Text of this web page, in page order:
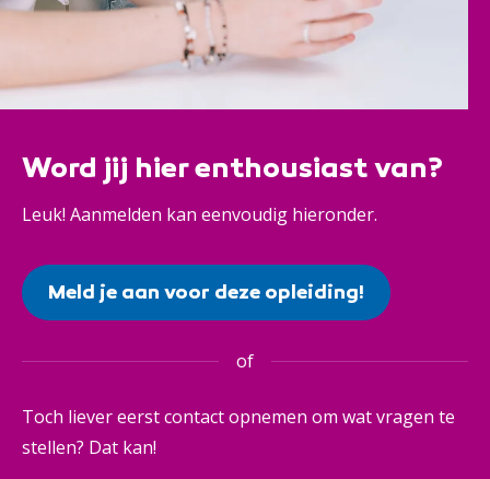
Word jij hier enthousiast van?
Leuk! Aanmelden kan eenvoudig hieronder.
Meld je aan voor deze opleiding!
of
Toch liever eerst contact opnemen om wat vragen te
stellen? Dat kan!